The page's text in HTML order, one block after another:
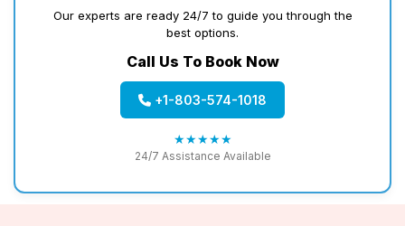
Our experts are ready 24/7 to guide you through the
best options.
Call Us To Book Now
+1-803-574-1018
★★★★★
24/7 Assistance Available